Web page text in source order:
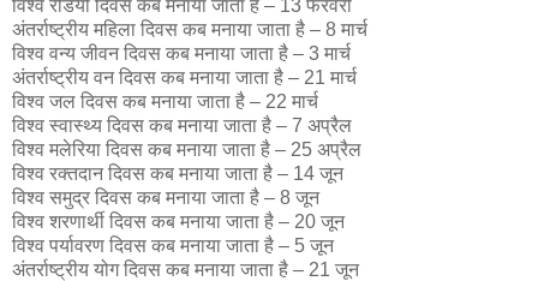
विश्व रेडियो दिवस कब मनाया जाता है – 13 फरवरी
अंतर्राष्ट्रीय महिला दिवस कब मनाया जाता है – 8 मार्च
विश्व वन्य जीवन दिवस कब मनाया जाता है – 3 मार्च
अंतर्राष्ट्रीय वन दिवस कब मनाया जाता है – 21 मार्च
विश्व जल दिवस कब मनाया जाता है – 22 मार्च
विश्व स्वास्थ्य दिवस कब मनाया जाता है – 7 अप्रैल
विश्व मलेरिया दिवस कब मनाया जाता है – 25 अप्रैल
विश्व रक्तदान दिवस कब मनाया जाता है – 14 जून
विश्व समुद्र दिवस कब मनाया जाता है – 8 जून
विश्व शरणार्थी दिवस कब मनाया जाता है – 20 जून
विश्व पर्यावरण दिवस कब मनाया जाता है – 5 जून
अंतर्राष्ट्रीय योग दिवस कब मनाया जाता है – 21 जून